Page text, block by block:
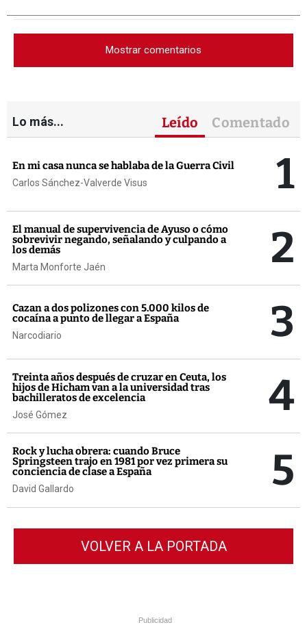
Mostrar comentarios
Lo más... Leído Comentado
En mi casa nunca se hablaba de la Guerra Civil
Carlos Sánchez-Valverde Visus 1
El manual de supervivencia de Ayuso o cómo
sobrevivir negando, señalando y culpando a
los demás
Marta Monforte Jaén 2
Cazan a dos polizones con 5.000 kilos de
cocaína a punto de llegar a España
Narcodiario 3
Treinta años después de cruzar en Ceuta, los
hijos de Hicham van a la universidad tras
bachilleratos de excelencia
José Gómez 4
Rock y lucha obrera: cuando Bruce
Springsteen trajo en 1981 por vez primera su
conciencia de clase a España
David Gallardo 5
VOLVER A LA PORTADA
Publicidad